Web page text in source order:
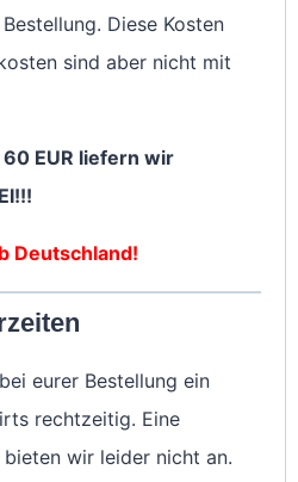
Bestellung. Diese Kosten
sind aber nicht mit
EUR liefern wir
Deutschland!
eurer Bestellung ein
rechtzeitig. Eine
wir leider nicht an.